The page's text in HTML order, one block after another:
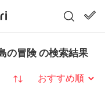
の冒険 の検索結果
並び替え